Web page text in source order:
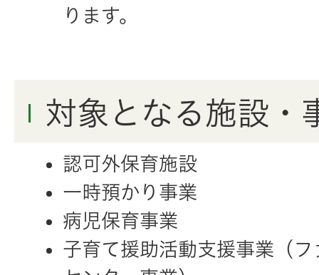
ります。
対象となる施設・
認可外保育施設
一時預かり事業
病児保育事業
子育て援助活動支援事業（